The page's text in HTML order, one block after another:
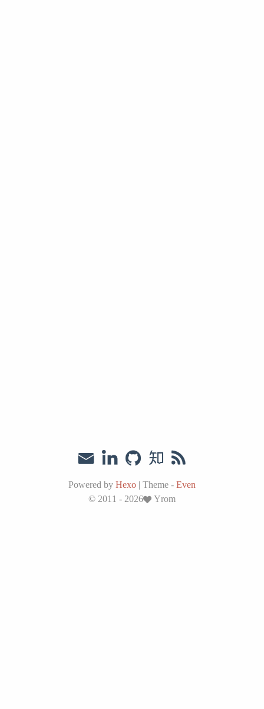
Powered by Hexo | Theme - Even
© 2011 - 2026
Yrom